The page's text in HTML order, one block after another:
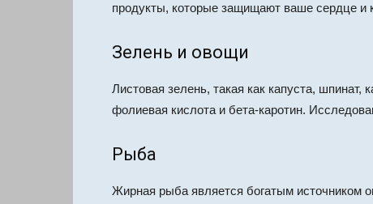
продукты, которые защищают ваше сердце
Зелень и овощи
Листовая зелень, такая как капуста,
фолиевая кислота и бета-каротин.
Рыба
Жирная рыба является богатым источником